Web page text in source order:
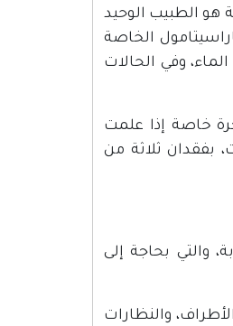
هو الطبيب الوحيد
الخاصة
وفي الحالات
خاصة إذا علمت
بفقدان ثلاثة من
والتي بحاجة إلى
والنظارات